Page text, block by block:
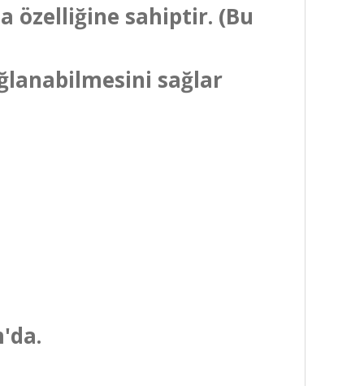
özelliğine sahiptir. (Bu
sağlar